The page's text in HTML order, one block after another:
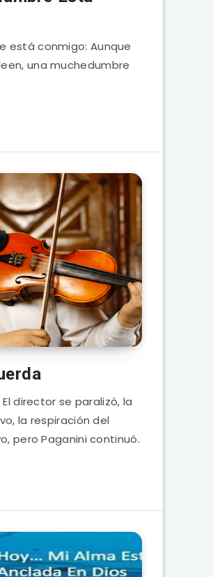
está conmigo: Aunque
una muchedumbre
director se paralizó, la
la respiración del
pero Paganini continuó.